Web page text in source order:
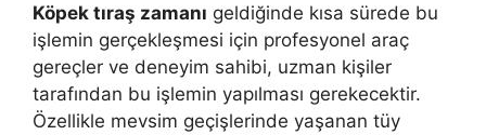
Köpek tıraş zamanı geldiğinde kısa sürede bu
işlemin gerçekleşmesi için profesyonel araç
gereçler ve deneyim sahibi, uzman kişiler
tarafından bu işlemin yapılması gerekecektir.
Özellikle mevsim geçişlerinde yaşanan tüy